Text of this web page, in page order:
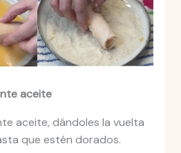
aceite
aceite, dándoles la vuelta
que estén dorados.